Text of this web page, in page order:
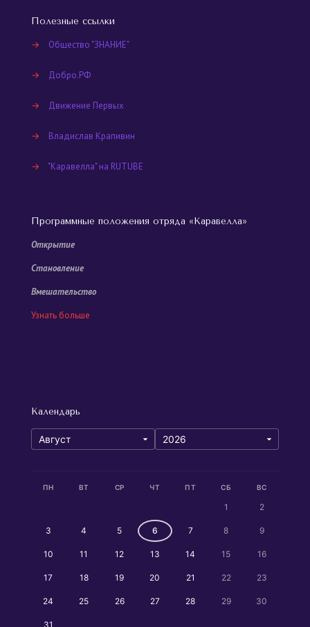
Полезные ссылки
→ Общество "ЗНАНИЕ"
→ Добро.РФ
→ Движение Первых
→ Владислав Крапивин
→ "Каравелла" на RUTUBE
Программные положения отряда «Каравелла»
Открытие
Становление
Вмешательство
Узнать больше
Календарь
ПН ВТ СР ЧТ ПТ СБ ВС
1 2
3 4 5 6 7 8 9
10 11 12 13 14 15 16
17 18 19 20 21 22 23
24 25 26 27 28 29 30
31